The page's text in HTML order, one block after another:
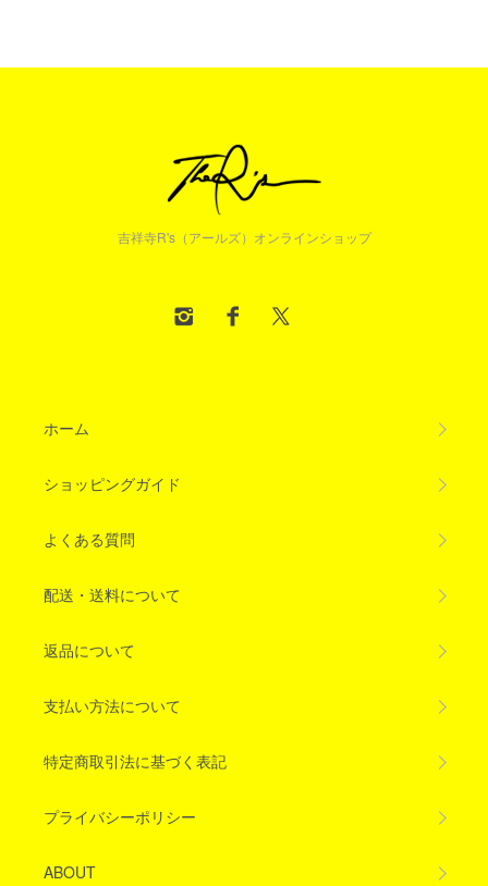
吉祥寺R's（アールズ）オンラインショップ
ホーム
ショッピングガイド
よくある質問
配送・送料について
返品について
支払い方法について
特定商取引法に基づく表記
プライバシーポリシー
ABOUT